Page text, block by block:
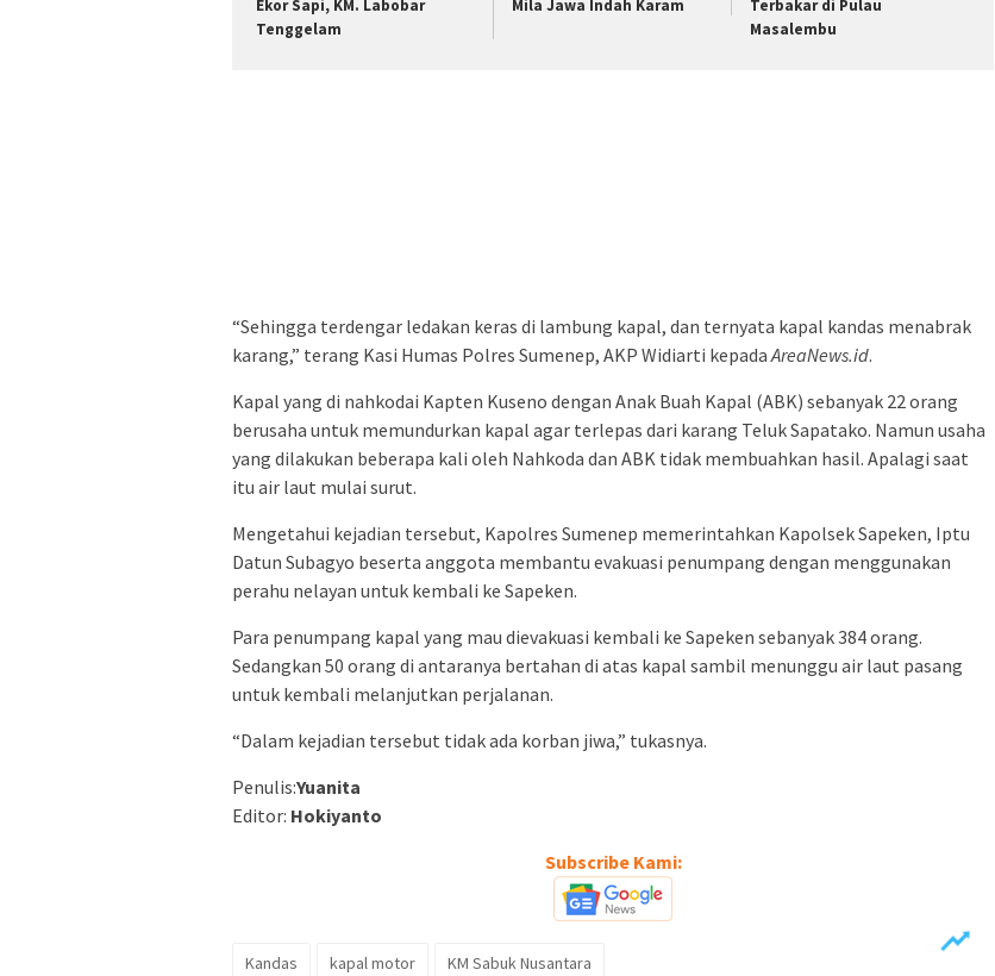
Ekor Sapi, KM. Labobar
Tenggelam
Mila Jawa Indah Karam
Terbakar di Pulau
Masalembu
“Sehingga terdengar ledakan keras di lambung kapal, dan ternyata kapal kandas menabrak
karang,” terang Kasi Humas Polres Sumenep, AKP Widiarti kepadaAreaNews.id.
Kapal yang di nahkodai Kapten Kuseno dengan Anak Buah Kapal (ABK) sebanyak 22 orang
berusaha untuk memundurkan kapal agar terlepas dari karang Teluk Sapatako. Namun usaha
yang dilakukan beberapa kali oleh Nahkoda dan ABK tidak membuahkan hasil. Apalagi saat
itu air laut mulai surut.
Mengetahui kejadian tersebut, Kapolres Sumenep memerintahkan Kapolsek Sapeken, Iptu
Datun Subagyo beserta anggota membantu evakuasi penumpang dengan menggunakan
perahu nelayan untuk kembali ke Sapeken.
Para penumpang kapal yang mau dievakuasi kembali ke Sapeken sebanyak 384 orang.
Sedangkan 50 orang di antaranya bertahan di atas kapal sambil menunggu air laut pasang
untuk kembali melanjutkan perjalanan.
“Dalam kejadian tersebut tidak ada korban jiwa,” tukasnya.
Penulis:Yuanita
Editor: Hokiyanto
Subscribe Kami:
Kandas kapal motor KM Sabuk Nusantara